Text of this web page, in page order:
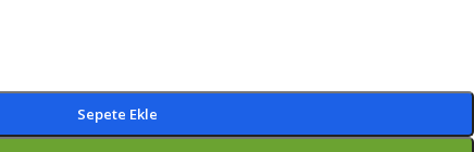
Sepete Ekle